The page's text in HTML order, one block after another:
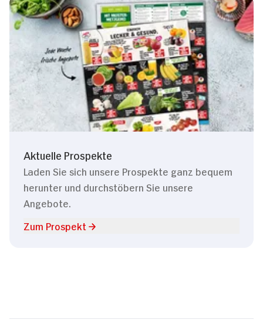
Aktuelle Prospekte
Laden Sie sich unsere Prospekte ganz bequem
herunter und durchstöbern Sie unsere
Angebote.
Zum Prospekt